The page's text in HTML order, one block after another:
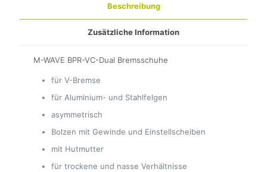
Beschreibung
Zusätzliche Information
M-WAVE BPR-VC-Dual Bremsschuhe
für V-Bremse
für Aluminium- und Stahlfelgen
asymmetrisch
Bolzen mit Gewinde und Einstellscheiben
mit Hutmutter
für trockene und nasse Verhältnisse